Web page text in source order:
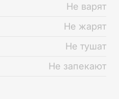
Не варят
Не жарят
Не тушат
Не запекают